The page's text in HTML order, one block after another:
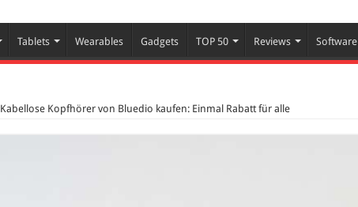
Tablets Wearables Gadgets TOP 50 Reviews Software
Kabellose Kopfhörer von Bluedio kaufen: Einmal Rabatt für alle